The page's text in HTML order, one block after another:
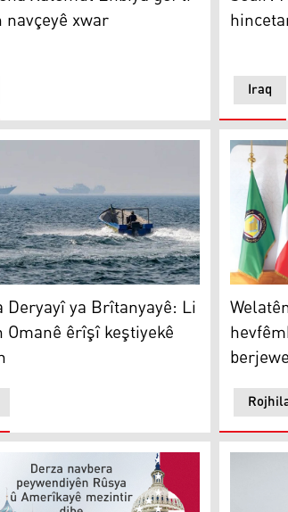
xwar
Iraq
ya Brîtanyayê: Li peravên Omanê
Deryayî ya Brîtanyayê: Li
Omanê êrîşî keştiyekê